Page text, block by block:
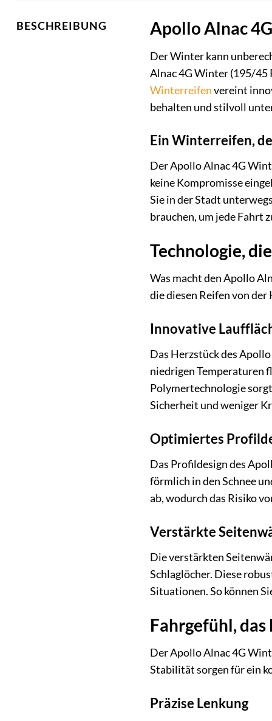
BESCHREIBUNG Apollo Alnac
Der Winter kann
Alnac 4G Winter (195/45
Winterreifenvereint
behalten und stilvoll
Ein Winterreifen,
Der Apollo Alnac 4G
keine Kompromisse
Sie in der Stadt
brauchen, um jede Fahrt
Technologie,
Was macht den Apollo
die diesen Reifen von
Innovative
Das Herzstück des
niedrigen Temperaturen
Polymertechnologie
Sicherheit und weniger
Optimiertes
Das Profildesign des
förmlich in den Schnee
ab, wodurch das Risiko
Verstärkte
Die verstärkten
Schlaglöcher. Diese
Situationen. So können
Fahrgefühl,
Der Apollo Alnac 4G
Stabilität sorgen für ein
Präzise Lenkung